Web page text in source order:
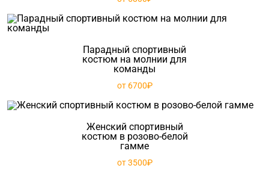
Парадный спортивный
костюм на молнии для
команды
от 6700₽
Женский спортивный
костюм в розово-белой
гамме
от 3500₽